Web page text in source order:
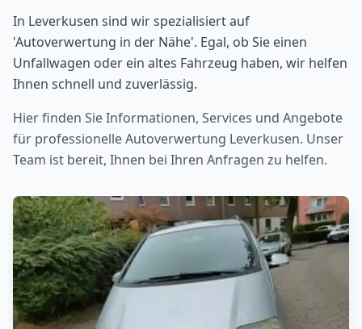
In Leverkusen sind wir spezialisiert auf
'Autoverwertung in der Nähe'. Egal, ob Sie einen
Unfallwagen oder ein altes Fahrzeug haben, wir helfen
Ihnen schnell und zuverlässig.
Hier finden Sie Informationen, Services und Angebote
für professionelle Autoverwertung Leverkusen. Unser
Team ist bereit, Ihnen bei Ihren Anfragen zu helfen.